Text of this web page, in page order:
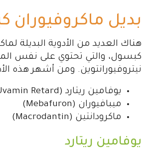
بديل ماكروفيوران
هناك العديد من الأدوية البديلة
كبسول، والتي تحتوي على نفس
نيتروفيورانتوين. ومن أشهر هذه
يوفامين ريتارد (Uvamin Retard)
ميبافيوران (Mebafuron)
ماكرودانتين (Macrodantin)
يوفامين ريتارد